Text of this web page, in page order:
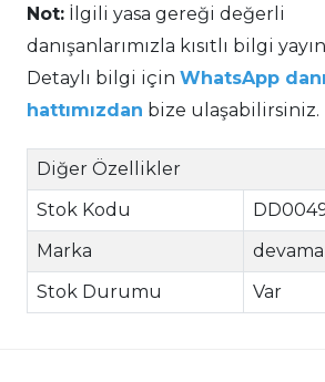
Not: İlgili yasa gereği değerli
danışanlarımızla kısıtlı bilgi
Detaylı bilgi için WhatsApp
hattımızdan bize ulaşabilirsiniz.
Diğer Özellikler
Stok Kodu
Marka
Stok Durumu
Var